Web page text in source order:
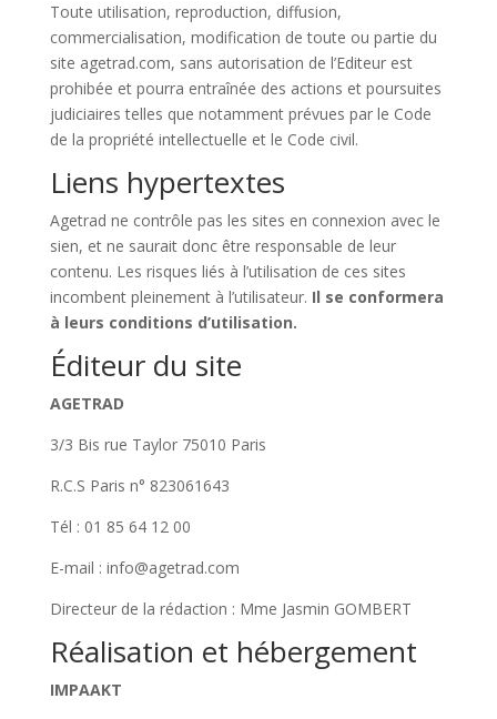
Toute utilisation, reproduction, diffusion,
commercialisation, modification de toute ou partie du
site agetrad.com, sans autorisation de l’Editeur est
prohibée et pourra entraînée des actions et poursuites
judiciaires telles que notamment prévues par le Code
de la propriété intellectuelle et le Code civil.
Liens hypertextes
Agetrad ne contrôle pas les sites en connexion avec le
sien, et ne saurait donc être responsable de leur
contenu. Les risques liés à l’utilisation de ces sites
incombent pleinement à l’utilisateur. Il se conformera
à leurs conditions d’utilisation.
Éditeur du site
AGETRAD
3/3 Bis rue Taylor 75010 Paris
R.C.S Paris n° 823061643
Tél : 01 85 64 12 00
E-mail : info@agetrad.com
Directeur de la rédaction : Mme Jasmin GOMBERT
Réalisation et hébergement
IMPAAKT